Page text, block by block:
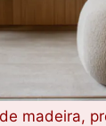
madeira,